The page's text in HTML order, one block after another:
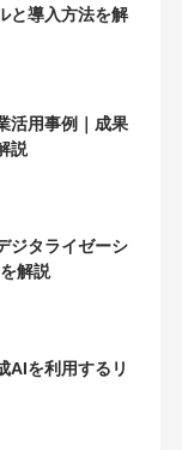
と導入方法を解
活用事例｜成果
説
ジタライゼーシ
解説
AIを利用するリ